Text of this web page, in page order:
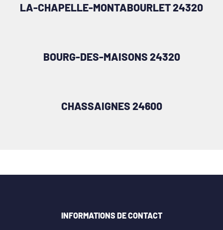
LA-CHAPELLE-MONTABOURLET 24320
BOURG-DES-MAISONS 24320
CHASSAIGNES 24600
INFORMATIONS DE CONTACT